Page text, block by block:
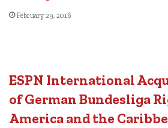
February 29, 2016
ESPN International
of German Bundesliga
America and the